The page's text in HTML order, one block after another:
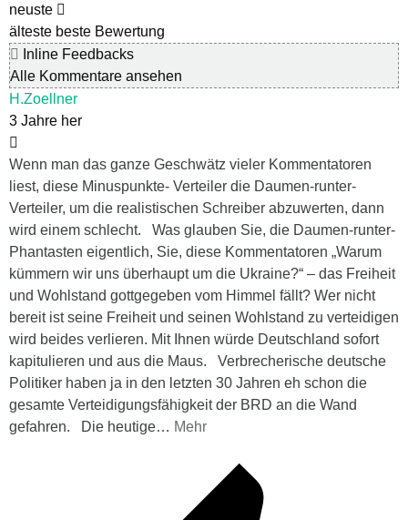
neuste
älteste beste Bewertung
Inline Feedbacks
Alle Kommentare ansehen
H.Zoellner
3 Jahre her
Wenn man das ganze Geschwätz vieler Kommentatoren
liest, diese Minuspunkte- Verteiler die Daumen-runter-
Verteiler, um die realistischen Schreiber abzuwerten, dann
wird einem schlecht. Was glauben Sie, die Daumen-runter-
Phantasten eigentlich, Sie, diese Kommentatoren „Warum
kümmern wir uns überhaupt um die Ukraine?“ – das Freiheit
und Wohlstand gottgegeben vom Himmel fällt? Wer nicht
bereit ist seine Freiheit und seinen Wohlstand zu verteidigen
wird beides verlieren. Mit Ihnen würde Deutschland sofort
kapitulieren und aus die Maus. Verbrecherische deutsche
Politiker haben ja in den letzten 30 Jahren eh schon die
gesamte Verteidigungsfähigkeit der BRD an die Wand
gefahren. Die heutige… Mehr